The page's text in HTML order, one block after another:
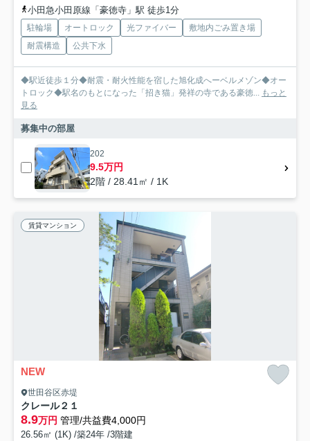
小田急小田原線「豪徳寺」駅 徒歩1分
駐輪場 オートロック 光ファイバー
敷地内ごみ置き場
耐震構造
公共下水
◆駅近徒歩１分◆耐震・耐火性能を宿した旭化成へーベルメゾン◆オー
トロック◆駅名のもとになった「招き猫」発祥の寺である豪徳... もっと
見る
募集中の部屋
202
9.5万円
2階 / 28.41㎡ / 1K
賃貸マンション
NEW
世田谷区赤堤
クレール２１
8.9万円 管理/共益費4,000円
26.56㎡ (1K) /築24年 /3階建